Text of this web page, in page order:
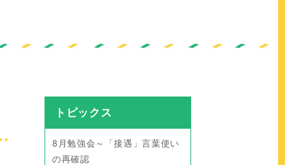
トピックス
8月勉強会～「接遇」言葉使い
の再確認